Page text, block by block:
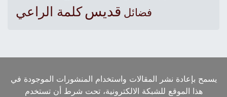
فضائل قديس كلمة الراعي
يسمح بإعادة نشر المقالات واستخدام المنشورات الموجودة في
هذا الموقع للشبكة الالكترونية، تحت شرط أن تستخدم